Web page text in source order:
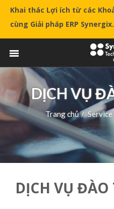
Khai thác Lợi ích từ các
cùng Giải pháp ERP
DỊCH VỤ
Trang chủ / Service
DỊCH VỤ ĐÀO